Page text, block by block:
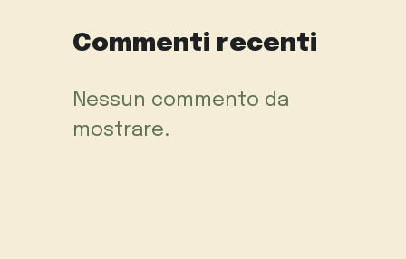
Commenti recenti
Nessun commento da
mostrare.